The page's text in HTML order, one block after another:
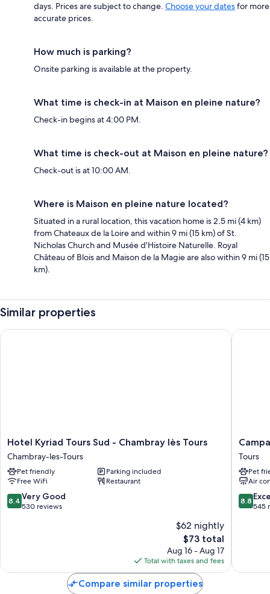
days. Prices are subject to change. Choose your datesfor more
accurate prices.
How much is parking?
Onsite parking is available at the property.
What time is check-in at Maison en pleine nature?
Check-in begins at 4:00 PM.
What time is check-out at Maison en pleine nature?
Check-out is at 10:00 AM.
Where is Maison en pleine nature located?
Situated in a rural location, this vacation home is 2.5 mi (4 km)
from Chateaux de la Loire and within 9 mi (15 km) of St.
Nicholas Church and Musée d'Histoire Naturelle. Royal
Château of Blois and Maison de la Magie are also within 9 mi (15
km).
Similar properties
Hotel
Kyriad
Tours
Sud
-
Chambray
lès
Hotel Kyriad Tours Sud - Chambray lès Tours
Chambray-les-Tours
Pet friendly
Parking included
Free WiFi
Restaurant
8.4
out
reviews
8.4 Very Good
530 reviews
$62 nightly
The
price
is
$73
$73 total
Aug 16 - Aug 17
Total with taxes and fees
Hotel Kyriad Tours Sud - Chambray lès Tours
Tours
Nord
-
Forum
Melies
Tours
Tours
Pet
Air
8.8
out
8.8
545
Compare similar properties